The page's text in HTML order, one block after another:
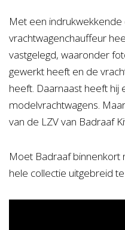
Met een indrukwekkende
vrachtwagenchauffeur
vastgelegd, waaronder
gewerkt heeft en de
heeft. Daarnaast heeft hij
modelvrachtwagens.
van de LZV van Badraaf
Moet Badraaf binnenkort
hele collectie uitgebreid